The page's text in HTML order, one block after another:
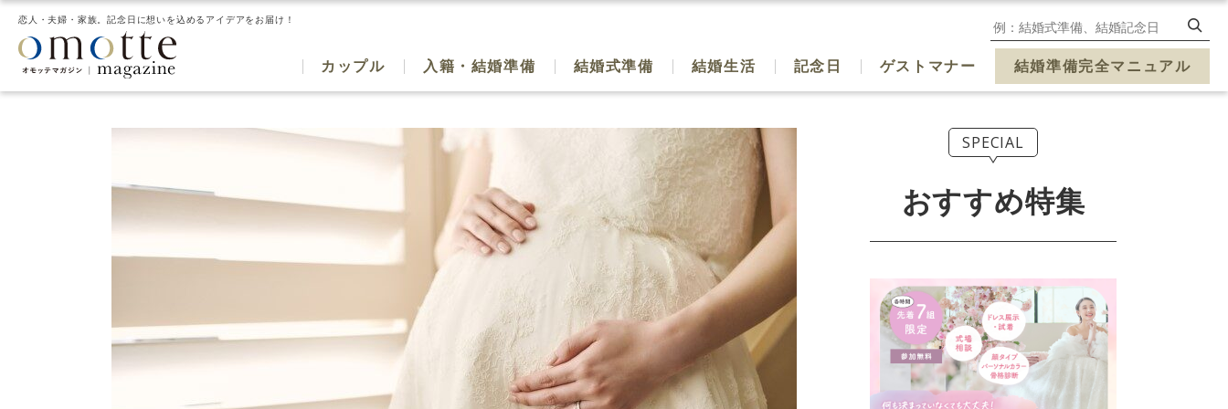
恋人・夫婦・家族。記念日に想いを込めるアイデアをお届け！
カップル 入籍・結婚準備 結婚式準備 結婚生活 記念日 ゲストマナー 結婚準備完全マニュアル
SPECIAL
おすすめ特集